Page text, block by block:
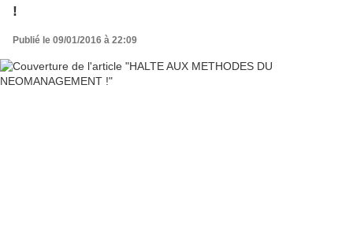
!
Publié le 09/01/2016 à 22:09